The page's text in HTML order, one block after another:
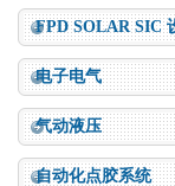
FPD SOLAR SIC
电子电气
气动液压
自动化点胶系统